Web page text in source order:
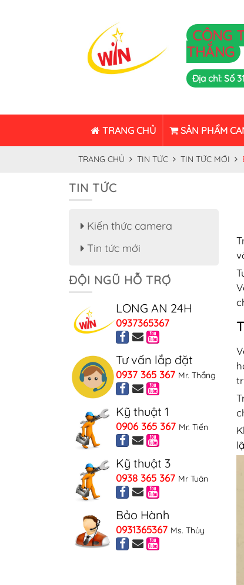
CÔNG
THẮNG
Địa chỉ: Số
TRANG CHỦ SẢN PHẨM
TRANG CHỦ TIN TỨC TIN TỨC MỚI
TIN TỨC
Kiến thức camera
Tin tức mới
ĐỘI NGŨ HỖ TRỢ
LONG AN 24H
0937365367
Tư vấn lắp đặt
0937 365 367 Mr. Thắng
Kỹ thuật 1
0906 365 367 Mr. Tiến
Kỹ thuật 3
0938 365 367 Mr Tuân
Bảo Hành
0931365367 Ms. Thủy